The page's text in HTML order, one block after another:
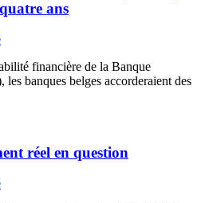
ans
financière de la Banque
banques belges accorderaient des
réel en question